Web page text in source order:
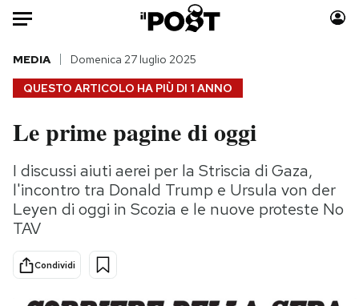
Auto
HOME
Italia
Politica
Tecnologia
Scienza
Cultura
Moda
Consumismi
Storie/Idee
QUESTO ARTICOLO HA PIÙ DI 1 ANNO
MEDIA Domenica 27 luglio 2025
Le prime pagine di oggi
I discussi aiuti aerei per la Striscia di Gaza,
l'incontro tra Donald Trump e Ursula von der
Leyen di oggi in Scozia e le nuove proteste No
TAV
Condividi